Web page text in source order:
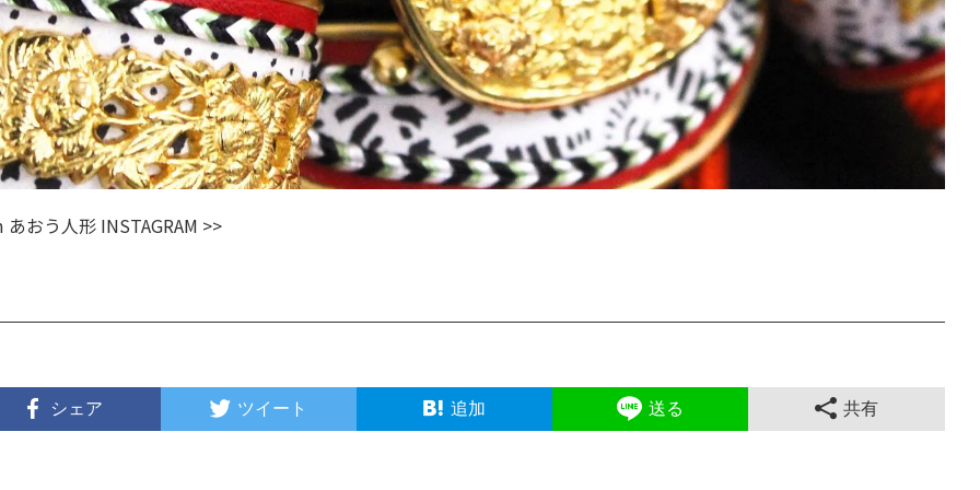
あおう人形 INSTAGRAM >>
シェア ツイート 追加 送る 共有